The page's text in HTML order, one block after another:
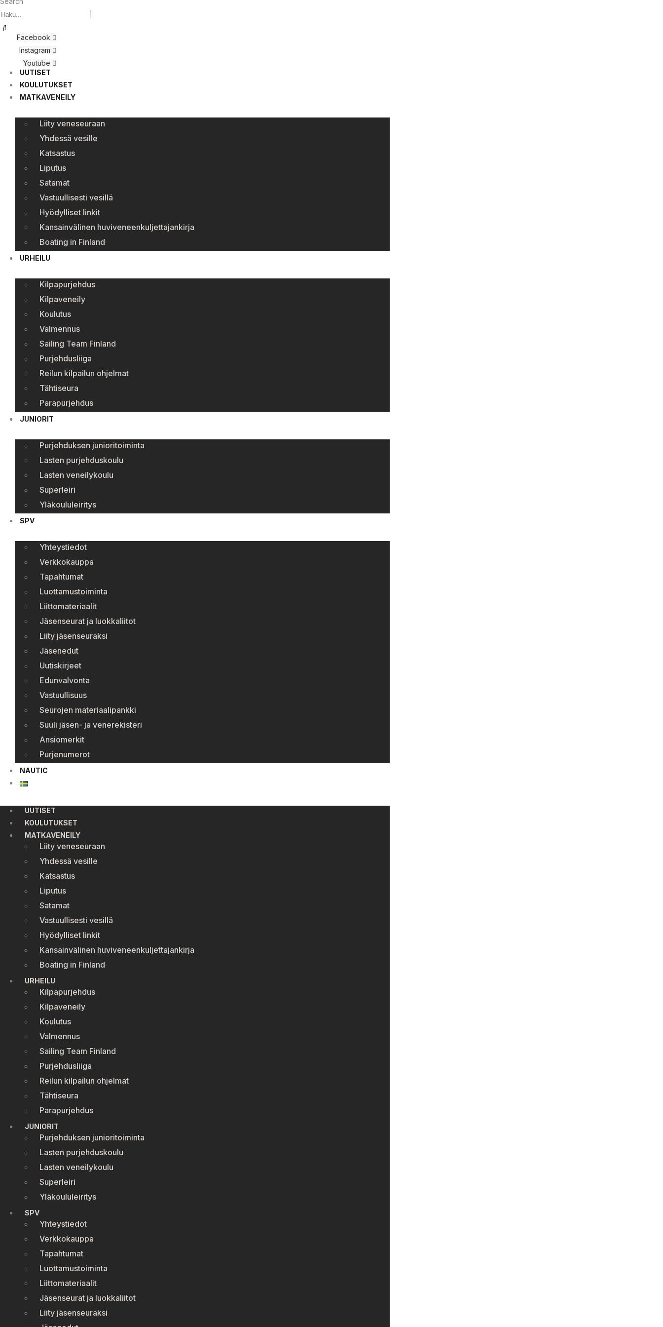
Facebook
Instagram
Youtube
UUTISET
KOULUTUKSET
MATKAVENEILY
Liity veneseuraan
Yhdessä vesille
Katsastus
Liputus
Satamat
Vastuullisesti vesillä
Hyödylliset linkit
Kansainvälinen huviveneenkuljettajankirja
Boating in Finland
URHEILU
Kilpapurjehdus
Kilpaveneily
Koulutus
Valmennus
Sailing Team Finland
Purjehdusliiga
Reilun kilpailun ohjelmat
Tähtiseura
Parapurjehdus
JUNIORIT
Purjehduksen junioritoiminta
Lasten purjehduskoulu
Lasten veneilykoulu
Superleiri
Yläkoululeiritys
SPV
Yhteystiedot
Verkkokauppa
Tapahtumat
Luottamustoiminta
Liittomateriaalit
Jäsenseurat ja luokkaliitot
Liity jäsenseuraksi
Jäsenedut
Uutiskirjeet
Edunvalvonta
Vastuullisuus
Seurojen materiaalipankki
Suuli jäsen- ja venerekisteri
Ansiomerkit
Purjenumerot
NAUTIC
UUTISET
KOULUTUKSET
MATKAVENEILY
Liity veneseuraan
Yhdessä vesille
Katsastus
Liputus
Satamat
Vastuullisesti vesillä
Hyödylliset linkit
Kansainvälinen huviveneenkuljettajankirja
Boating in Finland
URHEILU
Kilpapurjehdus
Kilpaveneily
Koulutus
Valmennus
Sailing Team Finland
Purjehdusliiga
Reilun kilpailun ohjelmat
Tähtiseura
Parapurjehdus
JUNIORIT
Purjehduksen junioritoiminta
Lasten purjehduskoulu
Lasten veneilykoulu
Superleiri
Yläkoululeiritys
SPV
Yhteystiedot
Verkkokauppa
Tapahtumat
Luottamustoiminta
Liittomateriaalit
Jäsenseurat ja luokkaliitot
Liity jäsenseuraksi